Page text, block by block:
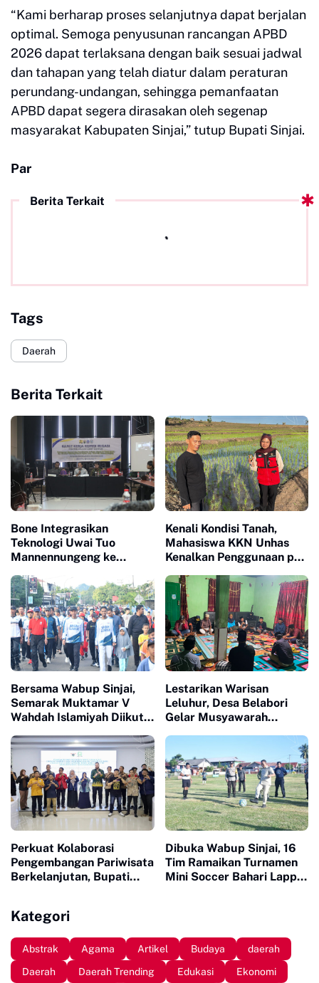
“Kami berharap proses selanjutnya dapat berjalan
optimal. Semoga penyusunan rancangan APBD
2026 dapat terlaksana dengan baik sesuai jadwal
dan tahapan yang telah diatur dalam peraturan
perundang-undangan, sehingga pemanfaatan
APBD dapat segera dirasakan oleh segenap
masyarakat Kabupaten Sinjai,” tutup Bupati Sinjai.
Par
Berita Terkait
Tags
Daerah
Berita Terkait
Bone Integrasikan
Teknologi Uwai Tuo
Mannennungeng ke
Dukung Modernisasi
Irigasi
Kenali Kondisi Tanah,
Mahasiswa KKN Unhas
Kenalkan Penggunaan pH
Petani di Desa Lonrong
Bersama Wabup Sinjai,
Semarak Muktamar V
Wahdah Islamiyah Diikuti
Lestarikan Warisan
Leluhur, Desa Belabori
Gelar Musyawarah
Perkuat Kolaborasi
Pengembangan Pariwisata
Berkelanjutan, Bupati
Dibuka Wabup Sinjai, 16
Tim Ramaikan Turnamen
Mini Soccer Bahari Lappa
Kategori
Abstrak Agama Artikel Budaya
daerah
Daerah
Daerah Trending Edukasi
Ekonomi